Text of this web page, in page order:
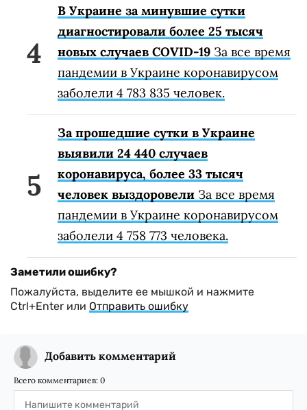
В Украине за минувшие сутки
диагностировали более 25 тысяч
новых случаев COVID-19 За все время
пандемии в Украине коронавирусом
заболели 4 783 835 человек.
За прошедшие сутки в Украине
выявили 24 440 случаев
коронавируса, более 33 тысяч
человек выздоровели За все время
пандемии в Украине коронавирусом
заболели 4 758 773 человека.
Заметили ошибку?
Пожалуйста, выделите ее мышкой и нажмите
Ctrl+Enter или Отправить ошибку
Добавить комментарий
Всего комментариев: 0